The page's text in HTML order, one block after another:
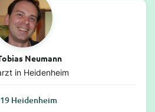
Neumann
in Heidenheim
Heidenheim